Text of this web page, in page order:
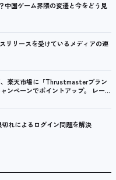
中国ゲーム界隈の変遷と今をどう見
リリースを受けているメディアの連
楽天市場に「Thrustmasterブラン
ンペーンでポイントアップ。 レーシ
ーラーを中心に、幅広くラインナッ
れによるログイン問題を解決